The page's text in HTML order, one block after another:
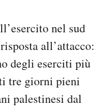
nel sud
all’attacco:
degli eserciti più
tre giorni pieni
palestinesi dal